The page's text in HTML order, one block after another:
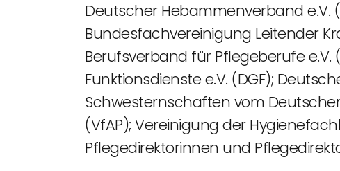
Deutscher Hebammenverband e.V.
Bundesfachvereinigung Leitender
Berufsverband für Pflegeberufe
Funktionsdienste e.V. (DGF);
Schwesternschaften vom
(VfAP); Vereinigung der
Pflegedirektorinnen und